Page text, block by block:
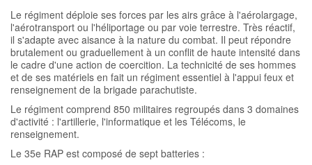
Le régiment déploie ses forces par les airs grâce à l'aérolargage,
l'aérotransport ou l'héliportage ou par voie terrestre. Très réactif,
il s'adapte avec aisance à la nature du combat. Il peut répondre
brutalement ou graduellement à un conflit de haute intensité dans
le cadre d'une action de coercition. La technicité de ses hommes
et de ses matériels en fait un régiment essentiel à l'appui feux et
renseignement de la brigade parachutiste.
Le régiment comprend 850 militaires regroupés dans 3 domaines
d'activité : l'artillerie, l'informatique et les Télécoms, le
renseignement.
Le 35e RAP est composé de sept batteries :